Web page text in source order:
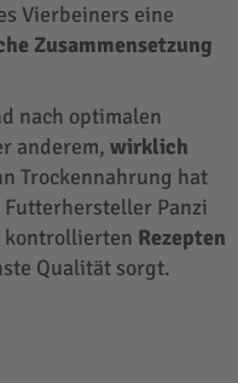
Vierbeiners eine
Zusammensetzung
nach optimalen
anderem, wirklich
Trockennahrung hat
Panzi
kontrollierten Rezepten
Qualität sorgt.